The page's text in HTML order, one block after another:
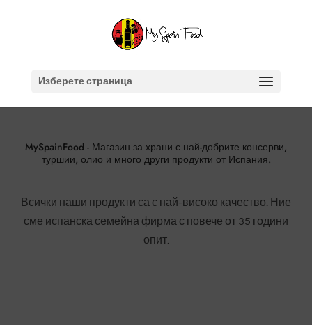
Изберете страница
MySpainFood - Магазин за храни с най-добрите консерви,
туршии, олио и много други продукти от Испания.
Всички наши продукти са с най-високо качество. Ние
сме испанска семейна фирма с повече от 35 години
опит.